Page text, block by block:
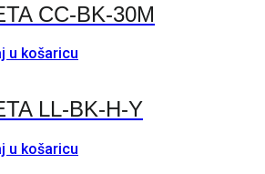
CC-BK-30M
u košaricu
LL-BK-H-Y
u košaricu